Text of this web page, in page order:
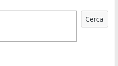
Cerca